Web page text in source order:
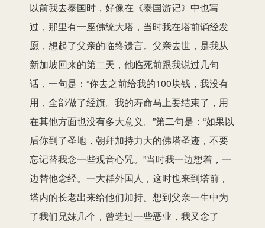
以前我去泰国时，好像在《泰国游记》中也写
过，那里有一座佛统大塔，当时我在塔前诵经发
愿，想起了父亲的临终遗言。父亲去世，是我从
新加坡回来的第二天，他临死前跟我说过几句
话，一句是：“你去之前给我的100块钱，我没有
用，全部做了经旗。我的寿命马上要结束了，用
在其他方面也没有多大意义。”第二句是：“如果以
后你到了圣地，朝拜加持力大的佛塔圣迹，不要
忘记替我念一些观音心咒。”当时我一边想着，一
边替他念经。一大群外国人，这时也来到塔前，
塔内的长老出来给他们加持。想到父亲一生中为
了我们兄妹几个，曾造过一些恶业，我又念了